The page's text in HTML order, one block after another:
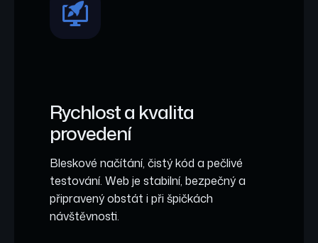
Rychlost a kvalita
provedení
Bleskové načítání, čistý kód a pečlivé
testování. Web je stabilní, bezpečný a
připravený obstát i při špičkách
návštěvnosti.